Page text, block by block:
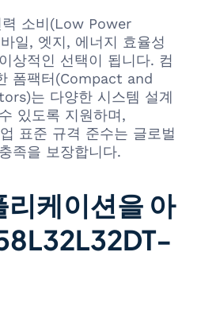
소비(Low Power
일, 엣지, 에너지 효율성
상적인 선택이 됩니다. 컴
폼팩터(Compact and
는 다양한 시스템 설계
있도록 지원하며,
표준 규격 준수는 글로벌
족을 보장합니다.
리케이션을 아